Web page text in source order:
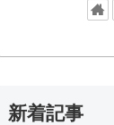
新着記事